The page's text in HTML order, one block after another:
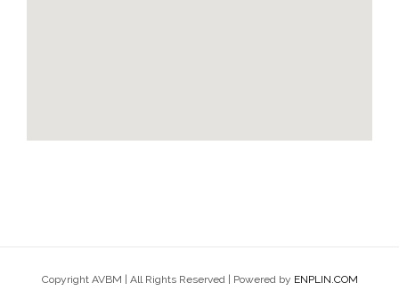
Copyright AVBM | All Rights Reserved | Powered by ENPLIN.COM